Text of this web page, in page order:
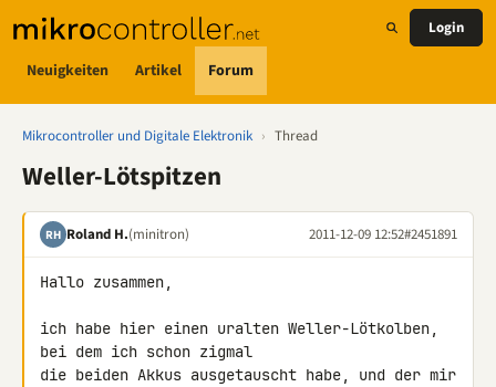
Neuigkeiten Artikel Forum
Login
Mikrocontroller und Digitale Elektronik › Thread
Weller-Lötspitzen
RH Roland H.(minitron) 2011-12-09 12:52#2451891
Hallo zusammen,
ich habe hier einen uralten Weller-Lötkolben,
bei dem ich schon zigmal
die beiden Akkus ausgetauscht habe, und der mir